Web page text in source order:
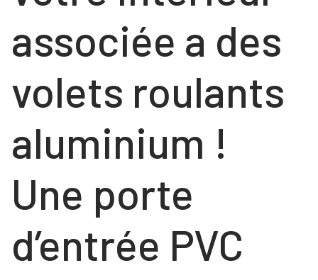
associée a des
volets roulants
aluminium !
Une porte
d’entrée PVC